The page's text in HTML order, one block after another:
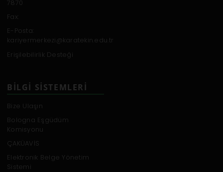
7870
Fax:
E-Posta:
kariyermerkezi@karatekin.edu.tr
Erişilebilirlik Desteği
BILGI SISTEMLERI
Bize Ulaşın
Bologna Eşgüdüm
Komisyonu
ÇAKÜAVİS
Elektronik Belge Yönetim
Sistemi